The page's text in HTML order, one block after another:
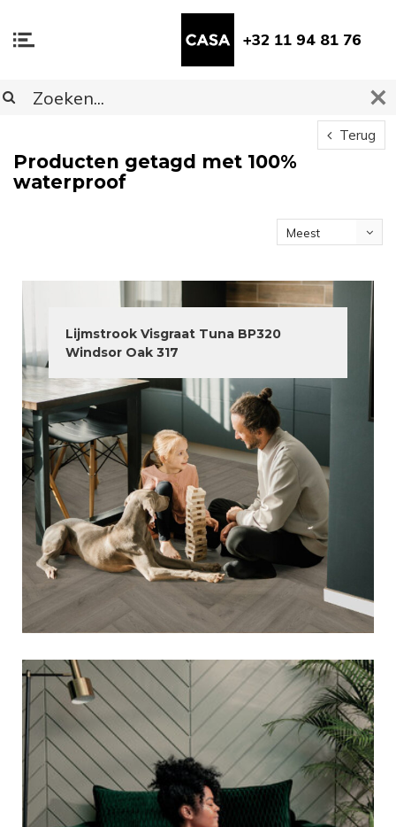
+32 11 94 81 76
Terug
Producten getagd met 100%
waterproof
Meest
Lijmstrook Visgraat Tuna BP320
Windsor Oak 317